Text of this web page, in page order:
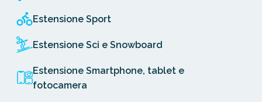
Estensione Sport
Estensione Sci e Snowboard
Estensione Smartphone, tablet e
fotocamera